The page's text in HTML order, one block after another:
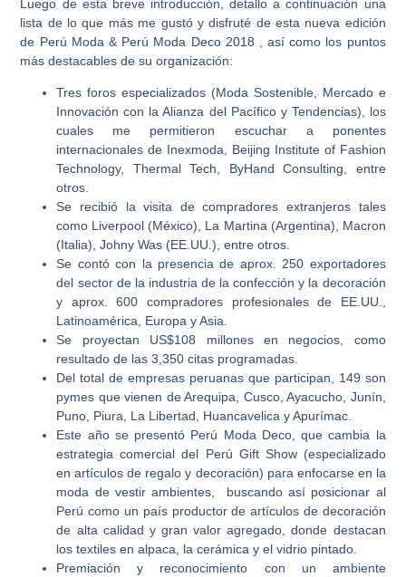
Luego de esta breve introducción, detallo a continuación una
lista de lo que más me gustó y disfruté de esta nueva edición
de Perú Moda & Perú Moda Deco 2018 , así como los puntos
más destacables de su organización:
Tres foros especializados (Moda Sostenible, Mercado e
Innovación con la Alianza del Pacífico y Tendencias), los
cuales me permitieron escuchar a ponentes
internacionales de Inexmoda, Beijing Institute of Fashion
Technology, Thermal Tech, ByHand Consulting, entre
otros.
Se recibió la visita de compradores extranjeros tales
como Liverpool (México), La Martina (Argentina), Macron
(Italia), Johny Was (EE.UU.), entre otros.
Se contó con la presencia de aprox. 250 exportadores
del sector de la industria de la confección y la decoración
y aprox. 600 compradores profesionales de EE.UU.,
Latinoamérica, Europa y Asia.
Se proyectan US$108 millones en negocios, como
resultado de las 3,350 citas programadas.
Del total de empresas peruanas que participan, 149 son
pymes que vienen de Arequipa, Cusco, Ayacucho, Junín,
Puno, Piura, La Libertad, Huancavelica y Apurímac.
Este año se presentó Perú Moda Deco, que cambia la
estrategia comercial del Perú Gift Show (especializado
en artículos de regalo y decoración) para enfocarse en la
moda de vestir ambientes, buscando así posicionar al
Perú como un país productor de artículos de decoración
de alta calidad y gran valor agregado, donde destacan
los textiles en alpaca, la cerámica y el vidrio pintado.
Premiación y reconocimiento con un ambiente